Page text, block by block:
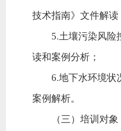
技术指南》文件解读
5.土壤污染风险
读和案例分析；
6.地下水环境状
案例解析。
（三）培训对象